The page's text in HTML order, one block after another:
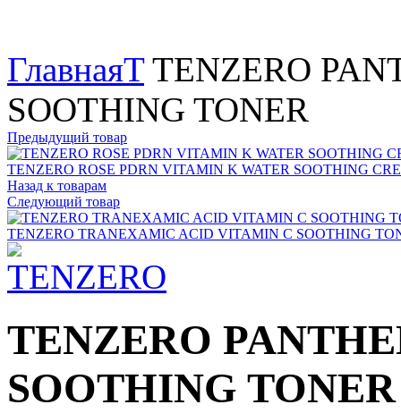
ГлавнаяTTENZERO
SOOTHING TONER
Предыдущий товар
TENZERO ROSE PDRN VITAMIN K WATER SOOTHING
Назад к товарам
Следующий товар
TENZERO TRANEXAMIC ACID VITAMIN C SOOTHING
TENZERO
SOOTHING TONER